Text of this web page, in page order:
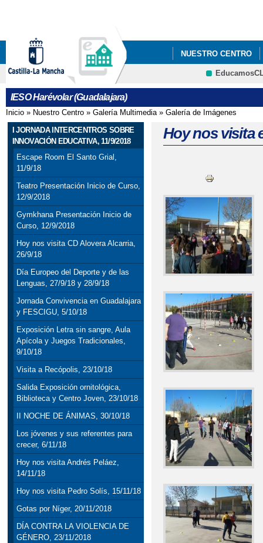
NUESTRO CENTRO
ANUNCIOS Y
IESO Harévolar (Guadalajara)
Se encuentra usted aquí
Inicio » Nuestro Centro » Galería Multimedia» Galería de Imágenes
I JORNADA INTERCENTROS SOBRE
INNOVACIÓN EDUCATIVA, 11/9/2018
Escape Room El Santo Grial,
11/9/18
Teatro Presentación Inicio de Curso,
12/9/2018
Gymkhana Presentación Inicio de
Curso, 12/9/2018
Hoy nos visita CD Alovera Alcarria,
26/9/18
Día Europeo del Deporte y de las
Lenguas, 27/9/18 y 28/9/18
Jornada Convivencia en Guadalajara
y FESCIGU, 5/10/18
Exposición Letra sin sangre, Aula
Apícola y Juegos Tradicionales,
9/10/18
Visita a Recópolis, 23/10/18
Salida Exposición ornitológica,
Biblioteca y Centro Joven, 23/10/18
II NOCHE DE ÁNIMAS, 30/10/18
Los jóvenes y sus referentes para
crecer, 6/11/18
Hoy nos visita Andrés Peláez,
14/11/18
Hoy nos visita Pedro Solís, 15/11/18
Gotas por Níger, 20/11/2018
DÍA CONTRA LA VIOLENCIA DE
GÉNERO, 23/11/2018
Hoy nos visita